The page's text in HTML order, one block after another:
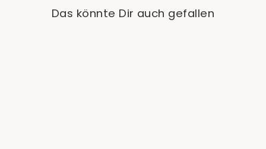
Das könnte Dir auch gefallen